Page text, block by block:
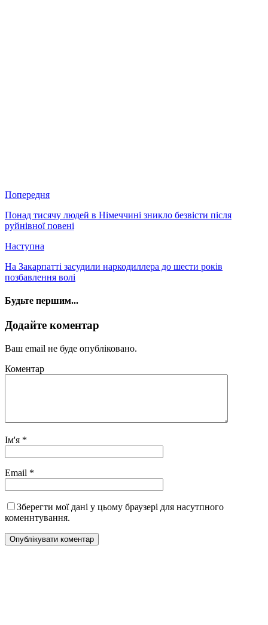
Попередня
Понад тисячу людей в Німеччині зникло безвісти після
руйнівної повені
Наступна
На Закарпатті засудили наркодиллера до шести років
позбавлення волі
Будьте першим...
Додайте коментар
Ваш email не буде опубліковано.
Коментар
Ім'я *
Email *
Зберегти мої дані у цьому браузері для насутпного
коменнтування.